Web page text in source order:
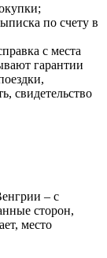
по счету в
с места
гарантии
свидетельство
– с
сторон,
место